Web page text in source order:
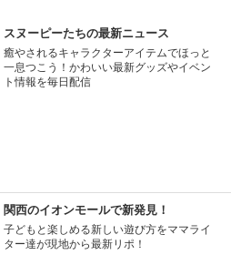
スヌーピーたちの最新ニュース
癒やされるキャラクターアイテムでほっと
一息つこう！かわいい最新グッズやイベン
ト情報を毎日配信
関西のイオンモールで新発見！
子どもと楽しめる新しい遊び方をママライ
ター達が現地から最新リポ！